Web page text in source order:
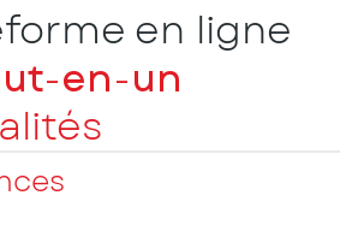
en ligne
en-un